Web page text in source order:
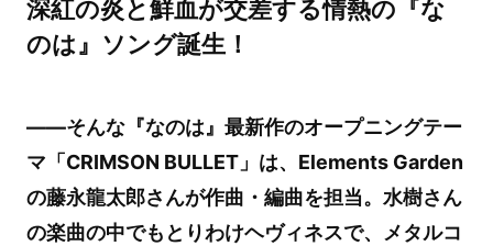
深紅の炎と鮮血が交差する情熱の『な
のは』ソング誕生！
――そんな『なのは』最新作のオープニングテー
マ「CRIMSON BULLET」は、Elements Garden
の藤永龍太郎さんが作曲・編曲を担当。水樹さん
の楽曲の中でもとりわけヘヴィネスで、メタルコ